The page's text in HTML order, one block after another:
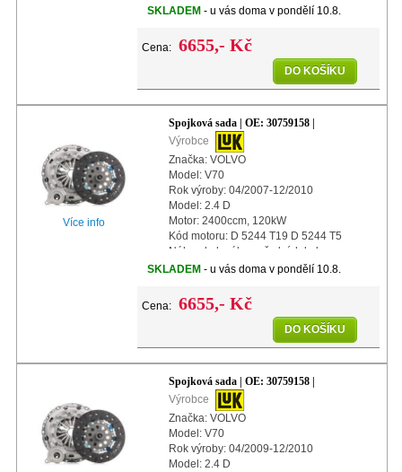
Další info: s centrálním vypínacím
Další info: s automatickým nasta
SKLADEM - u vás doma v pondělí 10.8.
Cena: 6655,- Kč
DO KOŠÍKU
Více info
Spojková sada | OE: 30759158 |
Výrobce
Značka: VOLVO
Model: V70
Rok výroby: 04/2007-12/2010
Model: 2.4 D
Motor: 2400ccm, 120kW
Kód motoru: D 5244 T19 D 5244 T5
Náhon kol: náhon předních kol
Typ převodovky: M66
ložiskem
Další i
SKLADEM - u vás doma v pondělí 10.8.
Cena: 6655,- Kč
DO KOŠÍKU
Spojková sada | OE: 30759158 |
Výrobce
Značka: VOLVO
Model: V70
Rok výroby: 04/2009-12/2010
Model: 2.4 D